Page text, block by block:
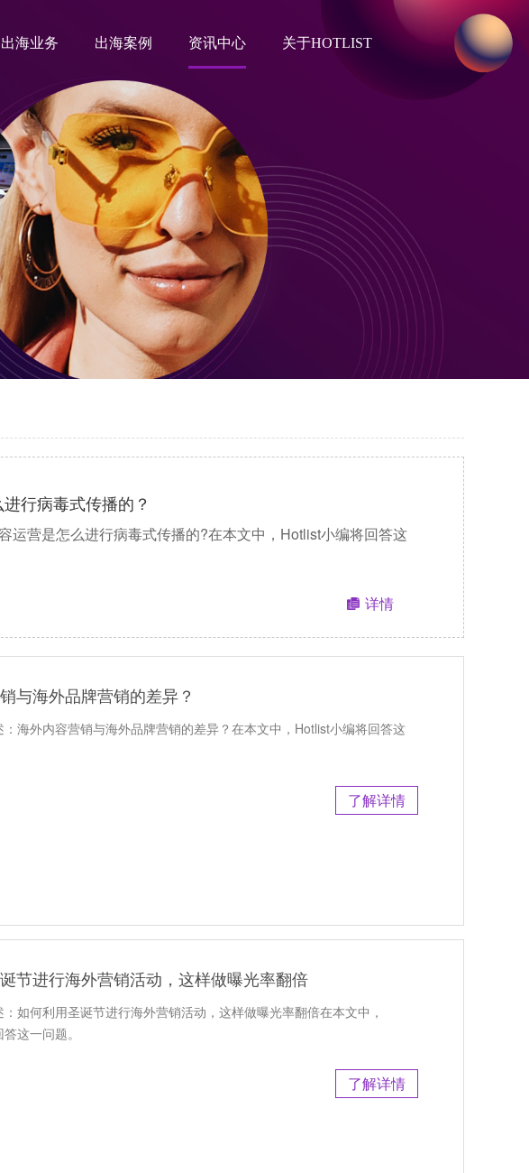
出海业务 出海案例 资讯中心 关于HOTLIST
行病毒式传播的？
运营是怎么进行病毒式传播的?在本文中，Hotlist小编将回答这
详情
与海外品牌营销的差异？
：海外内容营销与海外品牌营销的差异？在本文中，Hotlist小编将回答这
了解详情
节进行海外营销活动，这样做曝光率翻倍
如何利用圣诞节进行海外营销活动，这样做曝光率翻倍在本文中，
这一问题。
了解详情